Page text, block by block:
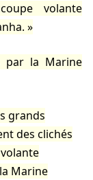
volante
par la Marine
grands
des clichés
Marine